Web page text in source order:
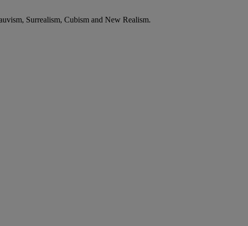
Surrealism, Cubism and New Realism.